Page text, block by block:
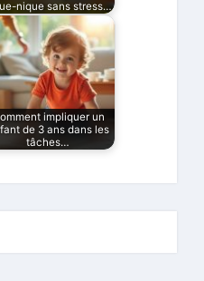
nique sans stress…
impliquer un
de 3 ans dans les
tâches…